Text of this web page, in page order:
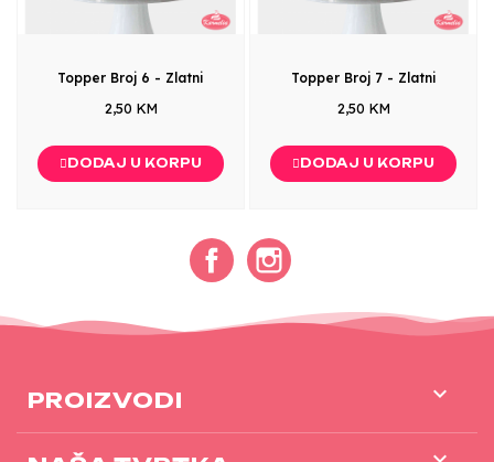
Topper Broj 6 - Zlatni
2,50 KM
DODAJ U KORPU
Topper Broj 7 - Zlatni
2,50 KM
DODAJ U KORPU
Facebook
PROIZVODI 